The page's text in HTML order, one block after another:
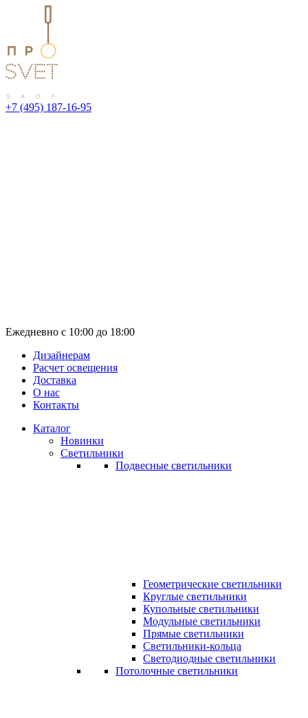
+7 (495) 187-16-95
Ежедневно с 10:00 до 18:00
Дизайнерам
Расчет освещения
Доставка
О нас
Контакты
Каталог
Новинки
Светильники
Подвесные светильники
Геометрические светильники
Круглые светильники
Купольные светильники
Модульные светильники
Прямые светильники
Светильники-кольца
Светодиодные светильники
Потолочные светильники